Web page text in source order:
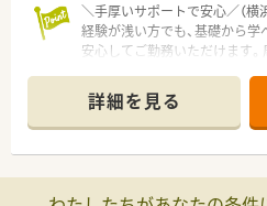
＼手厚いサポートで安心／（横
経験が浅い方でも、基礎から
安心してご勤務いただけます
＊
【店舗情報と応需状況について】
■羽沢横浜国大駅から車で8分
■開局時間は平日10時から19
詳細を見る